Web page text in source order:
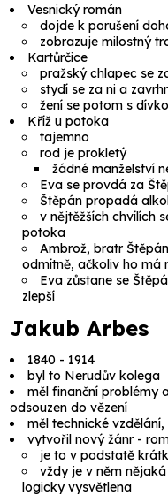
Vesnický román
dojde k porušení
zobrazuje milostný
Kartůrčice
pražský chlapec se
stydí se za ni a
žení se potom s
Kříž u potoka
tajemno
rod je prokletý
žádné manželství
Eva se provdá za
Štěpán propadá
v nějtěžších chvílích
potoka
Ambrož, bratr
odmítně, ačkoliv ho má
Eva zůstane se
zlepší
Jakub Arbes
1840 - 1914
byl to Nerudův kolega
měl finanční problémy
odsouzen do vězení
měl technické
vytvořil nový žánr -
je to v podstatě
vždy je v něm
logicky vysvětlena